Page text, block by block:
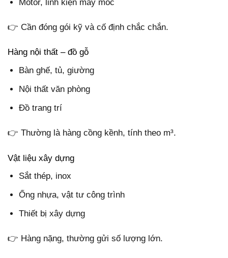
Motor, linh kiện máy móc
👉 Cần đóng gói kỹ và cố định chắc chắn.
Hàng nội thất – đồ gỗ
Bàn ghế, tủ, giường
Nội thất văn phòng
Đồ trang trí
👉 Thường là hàng cồng kềnh, tính theo m³.
Vật liệu xây dựng
Sắt thép, inox
Ống nhựa, vật tư công trình
Thiết bị xây dựng
👉 Hàng nặng, thường gửi số lượng lớn.